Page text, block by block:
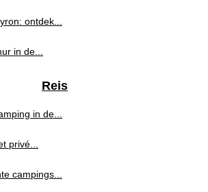
ontdek...
in de...
Reis
in de...
privé...
campings...